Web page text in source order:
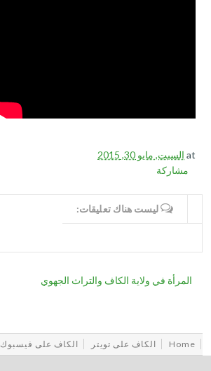
at السبت, مايو 30, 2015
مشاركة
ليست هناك تعليقات:
WRITE COMMENTS
المرأة في ولاية الكاف والتراث الجهوي
Home الكاف على تويتر الكاف على فيسبوك